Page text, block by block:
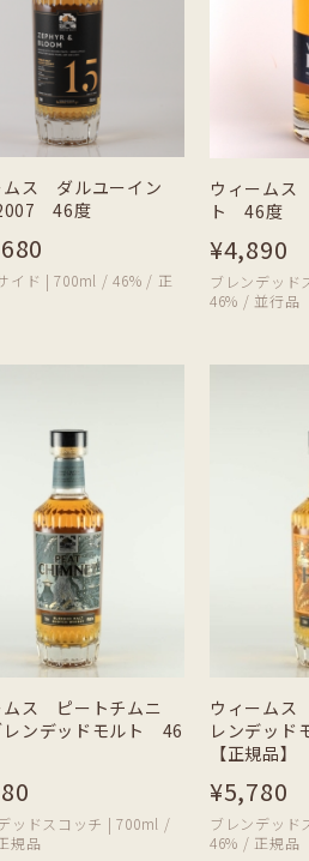
ムス ダルユーイン
46度
イド | 700ml / 46% / 正
ウィーム
ト 46度
¥4,890
ブレンデッ
46% / 並行品
ムス ピートチムニ
ンデッドモルト 46
ッドスコッチ | 700ml /
規品
ウィーム
レンデッ
【正規品】
¥5,780
ブレンデッ
46% / 正規品